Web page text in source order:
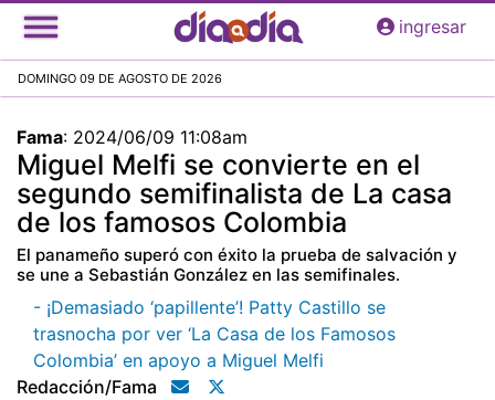
Pasar
al
principal
ingresar
DOMINGO 09 DE AGOSTO DE 2026
Fama: 2024/06/09 11:08am
Miguel Melfi se convierte en el
segundo semifinalista de La casa
de los famosos Colombia
El panameño superó con éxito la prueba de salvación y
se une a Sebastián González en las semifinales.
- ¡Demasiado ‘papillente’! Patty Castillo se
trasnocha por ver ‘La Casa de los Famosos
Colombia’ en apoyo a Miguel Melfi
Redacción/fama